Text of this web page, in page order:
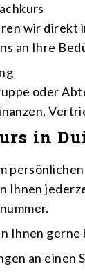
wir direkt
an Ihre
oder
in
Ihnen
Ihnen gerne
an einen